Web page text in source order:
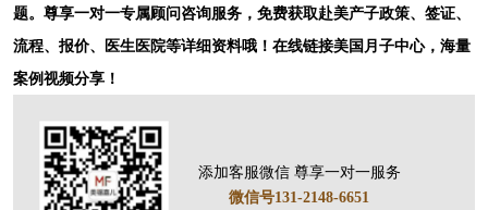
题。尊享一对一专属顾问咨询服务，免费获取赴美产子政策、签证、
流程、报价、医生医院等详细资料哦！在线链接美国月子中心，海量
案例视频分享！
添加客服微信 尊享一对一服务
微信号131-2148-6651